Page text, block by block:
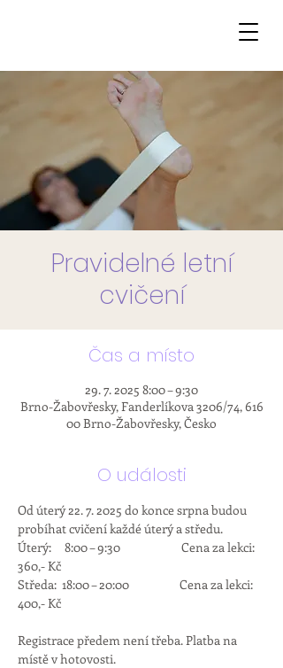
Pravidelné letní
cvičení
Čas a místo
29. 7. 2025 8:00 – 9:30
Brno-Žabovřesky, Fanderlíkova 3206/74, 616
00 Brno-Žabovřesky, Česko
O události
Od úterý 22. 7. 2025 do konce srpna budou
probíhat cvičení každé úterý a středu.
Úterý:     8:00 – 9:30                       Cena za lekci:
360,- Kč
Středa:  18:00 – 20:00                   Cena za lekci:
400,- Kč
Registrace předem není třeba. Platba na
místě v hotovosti.